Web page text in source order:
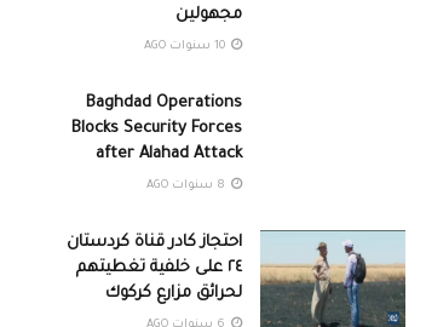
مجهولين
Baghdad Operations
Blocks Security Forces
after Alahad Attack
احتجاز كادر قناة كردستان
٢٤ على خلفية تغطيتهم
لحرائق مزارع كركوك